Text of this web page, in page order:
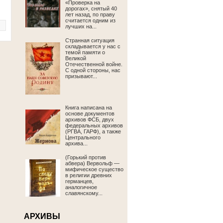
«Проверка на
дорогах», снятый 40
лет назад, по праву
считается одним из
лучших на...
Странная ситуация
складывается у нас с
темой памяти о
Великой
Отечественной войне.
С одной стороны, нас
призывают...
Книга написана на
основе документов
архивов ФСБ, двух
федеральных архивов
(РГВА, ГАРФ), а также
Центрального
архива...
(Горький против
абвера) Вервольф —
мифическое существо
в религии древних
германцев,
аналогичное
славянскому...
АРХИВЫ